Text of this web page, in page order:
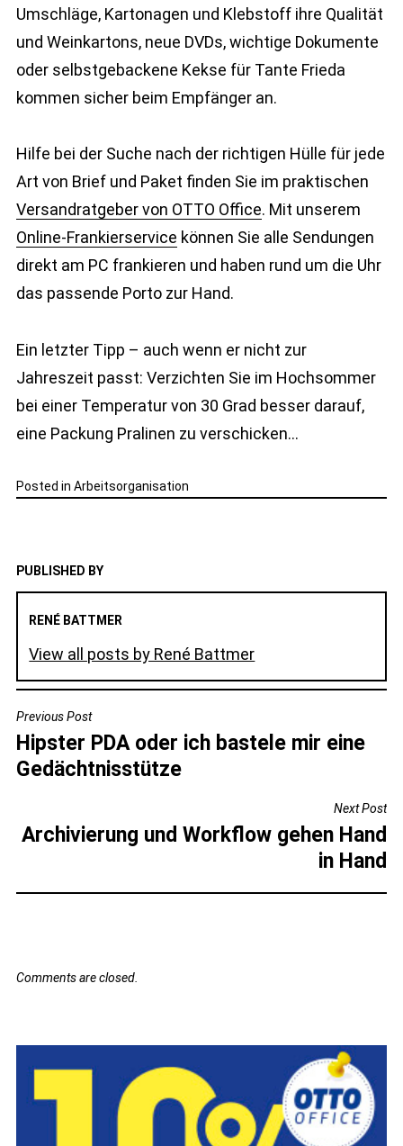
Umschläge, Kartonagen und Klebstoff ihre Qualität
und Weinkartons, neue DVDs, wichtige Dokumente
oder selbstgebackene Kekse für Tante Frieda
kommen sicher beim Empfänger an.
Hilfe bei der Suche nach der richtigen Hülle für jede
Art von Brief und Paket finden Sie im praktischen
Versandratgeber von OTTO Office. Mit unserem
Online-Frankierservice können Sie alle Sendungen
direkt am PC frankieren und haben rund um die Uhr
das passende Porto zur Hand.
Ein letzter Tipp – auch wenn er nicht zur
Jahreszeit passt: Verzichten Sie im Hochsommer
bei einer Temperatur von 30 Grad besser darauf,
eine Packung Pralinen zu verschicken…
Posted in Arbeitsorganisation
PUBLISHED BY
RENÉ BATTMER
View all posts by René Battmer
BEITRAGSNAVIGATION
Previous Post
Hipster PDA oder ich bastele mir eine
Gedächtnisstütze
Next Post
Archivierung und Workflow gehen Hand
in Hand
Comments are closed.